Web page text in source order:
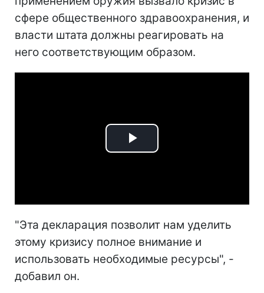
сфере общественного здравоохранения, и
власти штата должны реагировать на
него соответствующим образом.
Play
"Эта декларация позволит нам уделить
этому кризису полное внимание и
использовать необходимые ресурсы", -
добавил он.